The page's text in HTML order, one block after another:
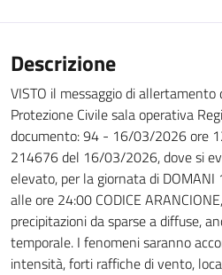
Descrizione
VISTO il messaggio di
Protezione Civile sala operativa
documento: 94 - 16/03/2026 ore
214676 del 16/03/2026, dove si
elevato, per la giornata di
alle ore 24:00 CODICE
precipitazioni da sparse a diffuse,
temporale. I fenomeni saranno
intensità, forti raffiche di vento,